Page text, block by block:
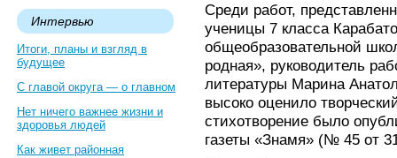
Интервью
Итоги, планы и взгляд в
будущее
С главой округа — о главном
Нет ничего важнее жизни и
здоровья людей
Как живет районная
Среди работ,
ученицы 7 класса
общеобразовательной
родная», руководитель
литературы Марина
высоко оценило
стихотворение было
газеты «Знамя» (№ 45 от